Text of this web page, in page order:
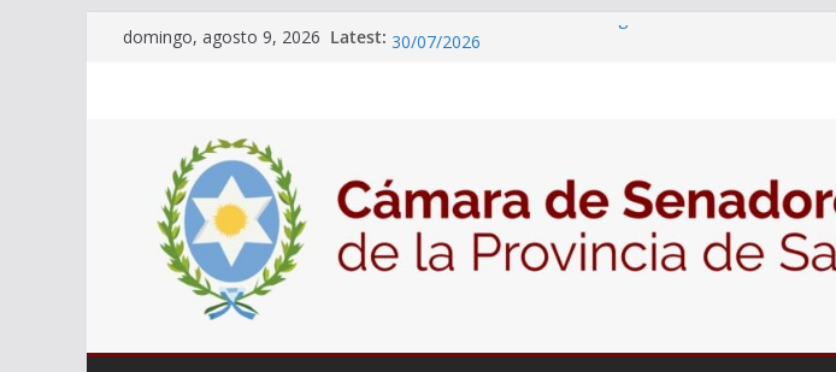
domingo, agosto 9, 2026 Latest: 18° Sesión Ordinaria – 6 de agosto
Expte. Nº 90-34.516/2026 – 06/08/26 – Créase el Ente
de Protección y Control Vegetal